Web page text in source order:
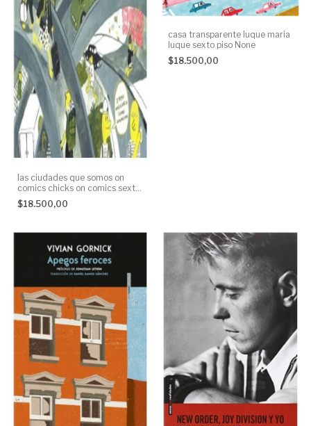
las ciudades que somos on
comics chicks on comics sexto
piso None
$18.500,00
casa transparente luque maria
luque sexto piso None
$18.500,00